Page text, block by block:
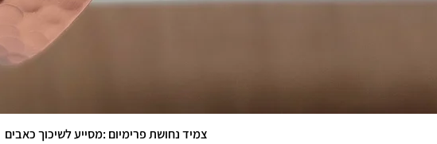
תצוגה מהירה
צמיד נחושת פרימיום :מסייע לשיכוך כאבים